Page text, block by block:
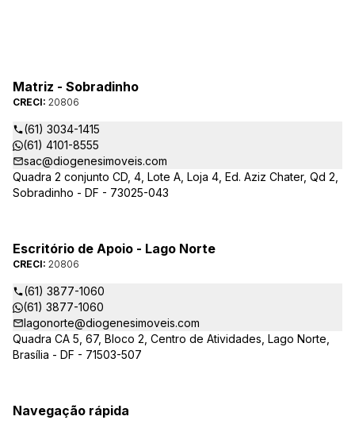
Matriz - Sobradinho
CRECI: 20806
(61) 3034-1415
(61) 4101-8555
sac@diogenesimoveis.com
Quadra 2 conjunto CD, 4, Lote A, Loja 4, Ed. Aziz Chater, Qd 2,
Sobradinho - DF - 73025-043
Escritório de Apoio - Lago Norte
CRECI: 20806
(61) 3877-1060
(61) 3877-1060
lagonorte@diogenesimoveis.com
Quadra CA 5, 67, Bloco 2, Centro de Atividades, Lago Norte,
Brasília - DF - 71503-507
Navegação rápida